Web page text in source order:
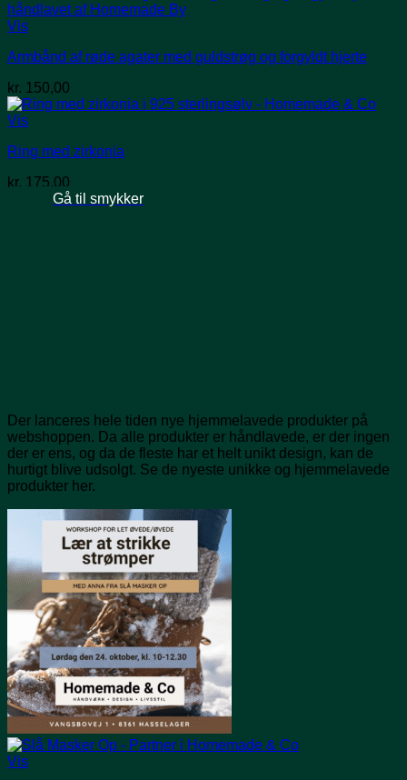
Vis
Armbånd af røde agater med guldstrøg og forgyldt hjerte
kr. 150,00
Vis
Ring med zirkonia
kr. 175,00
Gå til smykker
Der lanceres hele tiden nye hjemmelavede produkter på
webshoppen. Da alle produkter er håndlavede, er der ingen
der er ens, og da de fleste har et helt unikt design, kan de
hurtigt blive udsolgt. Se de nyeste unikke og hjemmelavede
produkter her.
Vis